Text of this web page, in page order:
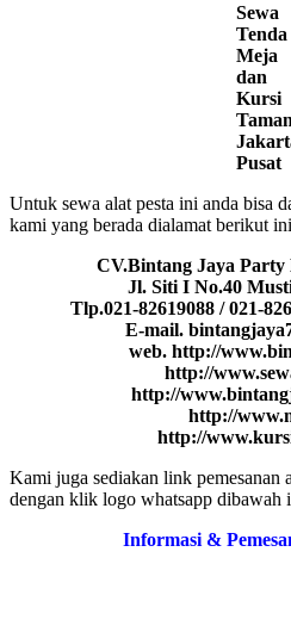
Sewa
Tenda
Meja
dan
Kursi
Taman
Pusat
Untuk sewa alat pesta ini anda bisa
kami yang berada dialamat berikut
CV.Bintang Jaya
Jl. Siti I No.40
Tlp.021-82619088 / 021-
E-mail.
web. http://
http://
http://
http://
http://
Kami juga sediakan link pemesanan
dengan klik logo whatsapp dibawah
Informasi &